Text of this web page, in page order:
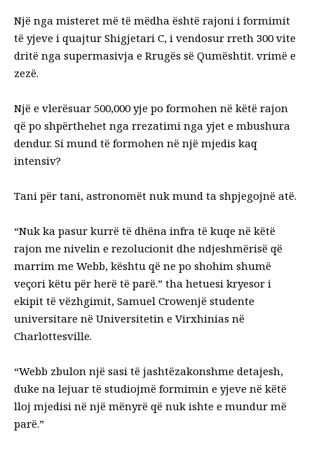
Një nga misteret më të mëdha është rajoni i formimit
të yjeve i quajtur Shigjetari C, i vendosur rreth 300 vite
dritë nga supermasivja e Rrugës së Qumështit. vrimë e
zezë.
Një e vlerësuar 500,000 yje po formohen në këtë rajon
që po shpërthehet nga rrezatimi nga yjet e mbushura
dendur. Si mund të formohen në një mjedis kaq
intensiv?
Tani për tani, astronomët nuk mund ta shpjegojnë atë.
“Nuk ka pasur kurrë të dhëna infra të kuqe në këtë
rajon me nivelin e rezolucionit dhe ndjeshmërisë që
marrim me Webb, kështu që ne po shohim shumë
veçori këtu për herë të parë.” tha hetuesi kryesor i
ekipit të vëzhgimit, Samuel Crowenjë studente
universitare në Universitetin e Virxhinias në
Charlottesville.
“Webb zbulon një sasi të jashtëzakonshme detajesh,
duke na lejuar të studiojmë formimin e yjeve në këtë
lloj mjedisi në një mënyrë që nuk ishte e mundur më
parë.”